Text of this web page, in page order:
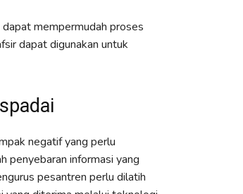
mempermudah proses
dapat digunakan untuk
negatif yang perlu
penyebaran informasi yang
pesantren perlu dilatih